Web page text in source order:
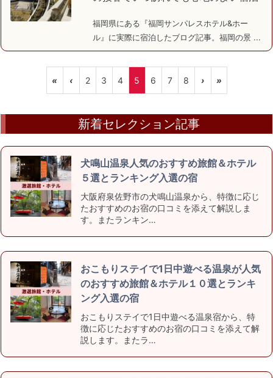
福岡県にある『福岡サンパレスホテル&ホー
ル』に実際に宿泊したブログ記事。福岡の景 ...
« ‹ 2 3 4 5 6 7 8 › »
新着セレクション記事
犬鳴山温泉人気のおすすめ旅館＆ホテル
５選とランキング入選の宿
大阪府泉佐野市の犬鳴山温泉から、特徴に応じ
たおすすめのお宿の口コミを添えて解説しま
す。またランキン…
おこもりステイで1日中遊べる温泉が人気
のおすすめ旅館＆ホテル１０選とランキ
ング入選の宿
おこもりステイで1日中遊べる温泉宿から、特
徴に応じたおすすめのお宿の口コミを添えて解
説します。またラ…